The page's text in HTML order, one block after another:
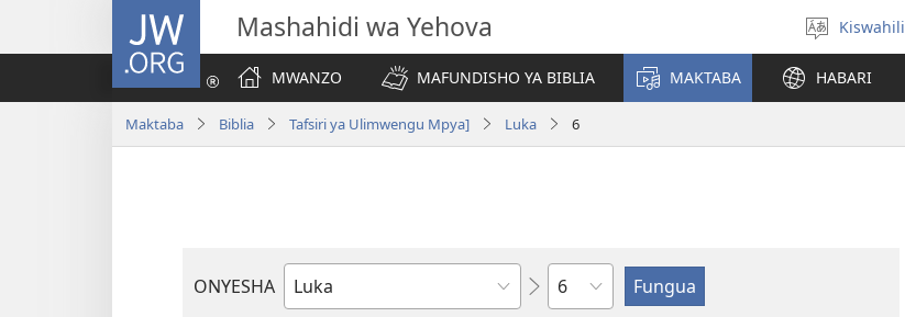
JW.ORG Mashahidi wa Yehova
Chagua
lugha
Kiswahili
MWANZO
MAFUNDISHO YA BIBLIA MAKTABA HABARI
Maktaba Biblia Tafsiri ya Ulimwengu Mpya] Luka 6
ONYESHA
Kitabu
Sura